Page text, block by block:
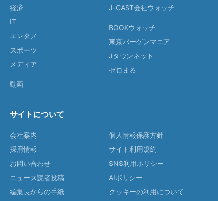
経済
IT
エンタメ
スポーツ
メディア
動画
J-CAST会社ウォッチ
BOOKウォッチ
東京バーゲンマニア
Jタウンネット
ゼロまる
サイトについて
会社案内
採用情報
お問い合わせ
ニュース読者投稿
編集長からの手紙
個人情報保護方針
サイト利用規約
SNS利用ポリシー
AIポリシー
クッキーの利用について